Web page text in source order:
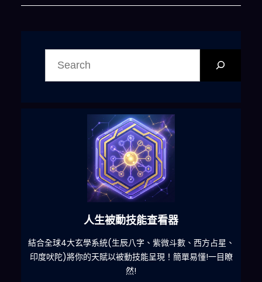
人生被動技能查看器
結合全球4大玄學系統(生辰八字、紫微斗數、西方占星、
印度吠陀)將你的天賦以被動技能呈現！簡單易懂!一目瞭
然!